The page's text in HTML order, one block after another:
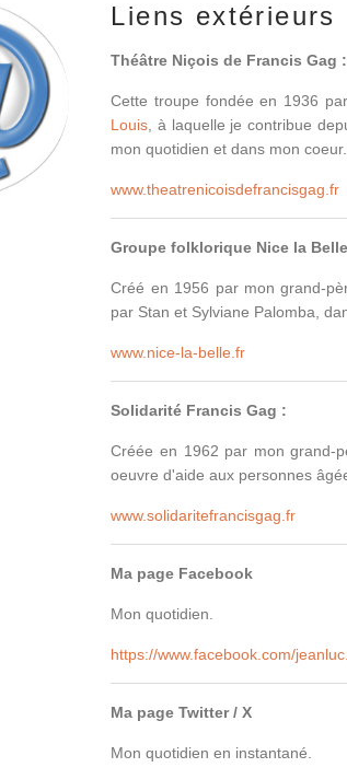
Liens extérieurs
Théâtre Niçois de Francis Gag :
Cette troupe fondée en 1936
Louis , à laquelle je contribue
mon quotidien et dans mon coeur.
www.theatrenicoisdefrancisgag.fr
Groupe folklorique Nice la
Créé en 1956 par mon grand-
par Stan et Sylviane Palomba,
www.nice-la-belle.fr
Solidarité Francis Gag :
Créée en 1962 par mon grand-
oeuvre d'aide aux personnes
www.solidaritefrancisgag.fr
Ma page Facebook
Mon quotidien.
https://www.facebook.com/
Ma page Twitter / X
Mon quotidien en instantané.